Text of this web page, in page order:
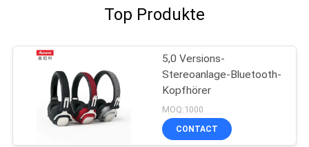
Top Produkte
5,0 Versions-
Stereoanlage-Bluetooth-
Kopfhörer
MOQ:1000
CONTACT